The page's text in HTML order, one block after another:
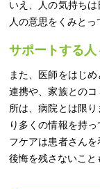
いえ、人の気持ち
人の意思をくみとっ
サポートする
また、医師をはじ
連携や、家族との
所は、病院とは限
り多くの情報を持
フケアは患者さん
後悔を残さないこと